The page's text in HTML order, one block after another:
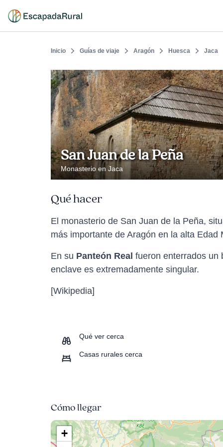
Inicio Guías de viaje Aragón Huesca Jaca
San Juan de la Peña
Monasterio en Jaca
Qué hacer
El monasterio de San Juan de la Peña,
más importante de Aragón en la alta Edad
En su Panteón Real fueron enterrados un
enclave es extremadamente singular.
[Wikipedia]
Qué ver cerca
Casas rurales cerca
Cómo llegar
+